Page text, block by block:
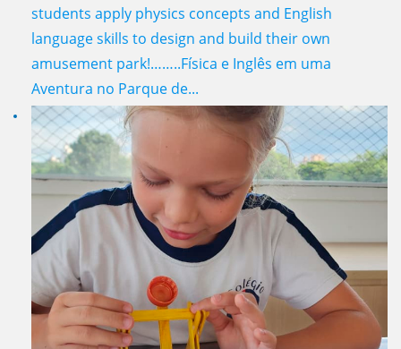
students apply physics concepts and English
language skills to design and build their own
amusement park!……..Física e Inglês em uma
Aventura no Parque de...